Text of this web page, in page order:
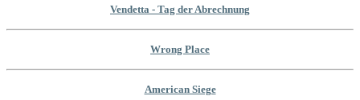
Vendetta - Tag der Abrechnung
Wrong Place
American Siege